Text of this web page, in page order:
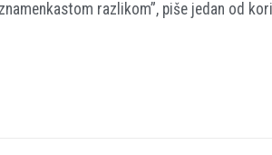
razlikom”, piše jedan od